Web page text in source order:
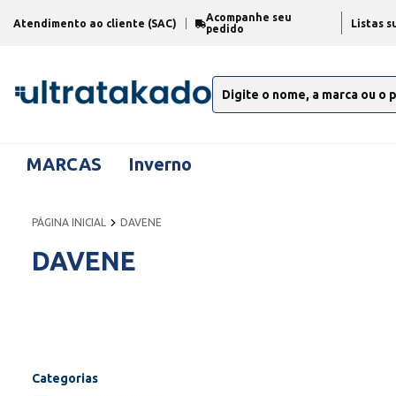
Atendimento ao cliente (SAC)
Acompanhe seu
pedido
Listas
MARCAS Inverno
PÁGINA INICIAL DAVENE
DAVENE
Categorias